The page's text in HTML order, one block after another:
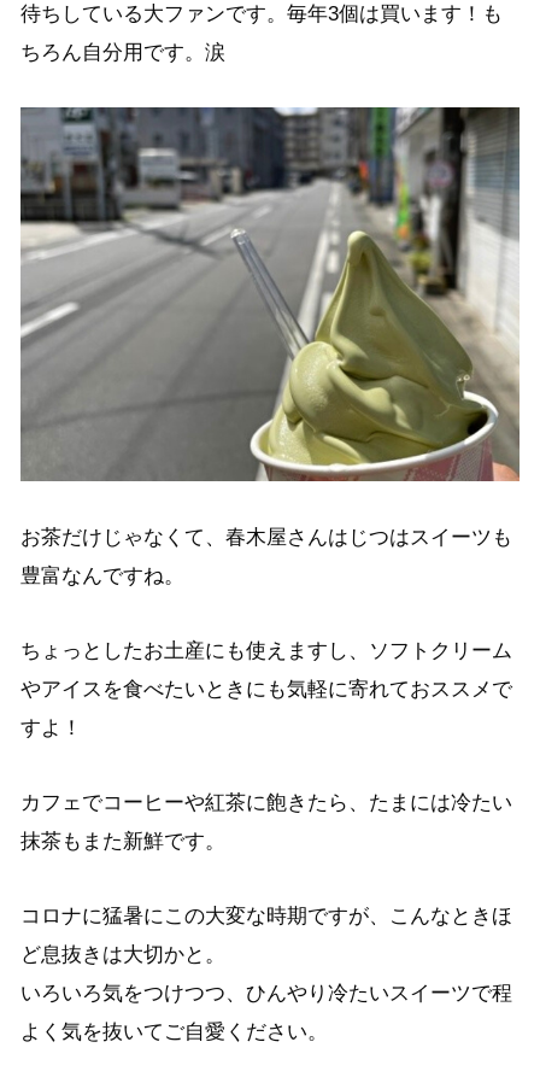
待ちしている大ファンです。毎年3個は買います！も
ちろん自分用です。涙
お茶だけじゃなくて、春木屋さんはじつはスイーツも
豊富なんですね。
ちょっとしたお土産にも使えますし、ソフトクリーム
やアイスを食べたいときにも気軽に寄れておススメで
すよ！
カフェでコーヒーや紅茶に飽きたら、たまには冷たい
抹茶もまた新鮮です。
コロナに猛暑にこの大変な時期ですが、こんなときほ
ど息抜きは大切かと。
いろいろ気をつけつつ、ひんやり冷たいスイーツで程
よく気を抜いてご自愛ください。